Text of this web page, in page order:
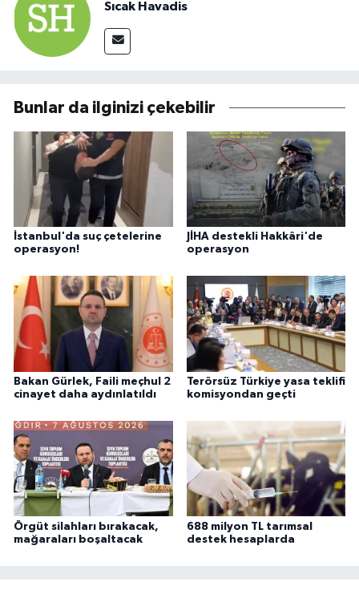
Sıcak Havadis
Bunlar da ilginizi çekebilir
İstanbul'da suç çetelerine
operasyon!
JİHA destekli Hakkâri'de
operasyon
Bakan Gürlek, Faili meçhul 2
cinayet daha aydınlatıldı
Terörsüz Türkiye yasa teklifi
komisyondan geçti
Örgüt silahları bırakacak,
mağaraları boşaltacak
688 milyon TL tarımsal
destek hesaplarda